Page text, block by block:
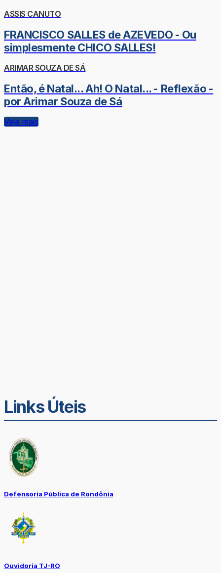
ASSIS CANUTO
FRANCISCO SALLES de AZEVEDO - Ou
simplesmente CHICO SALLES!
ARIMAR SOUZA DE SÁ
Então, é Natal... Ah! O Natal... - Reflexão -
por Arimar Souza de Sá
Veja mais
Links Úteis
Defensoria Pública de Rondônia
Ouvidoria TJ-RO